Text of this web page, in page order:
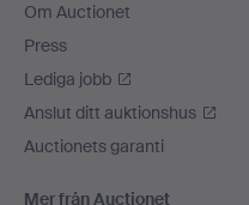
Om Auctionet
Press
Lediga jobb
Anslut ditt auktionshus
Auctionets garanti
Mer från Auctionet